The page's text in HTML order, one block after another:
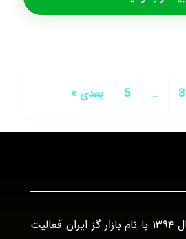
3
…
5 بعدی »
بازرگانی گز آراد در سال ۱۳۹۴ با نام بازار گز ایران فعالیت